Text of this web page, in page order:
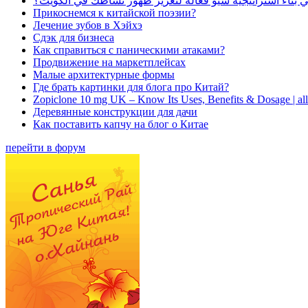
Прикоснемся к китайской поэзии?
Лечение зубов в Хэйхэ
Сдэк для бизнеса
Как справиться с паническими атаками?
Продвижение на маркетплейсах
Малые архитектурные формы
Где брать картинки для блога про Китай?
Zopiclone 10 mg UK – Know Its Uses, Benefits & Dosage |
Деревянные конструкции для дачи
Как поставить капчу на блог о Китае
перейти в форум